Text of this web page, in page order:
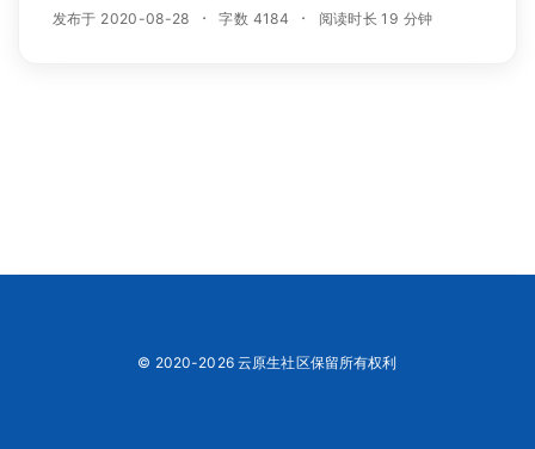
发布于 2020-08-28
字数 4184 阅读时长 19 分钟
© 2020-2026 云原生社区保留所有权利